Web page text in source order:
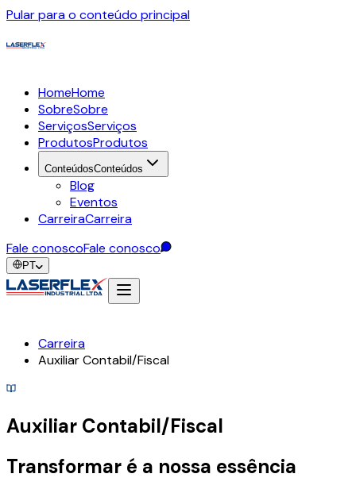
Pular para o conteúdo principal
HomeHome
SobreSobre
ServiçosServiços
ProdutosProdutos
ConteúdosConteúdos
Blog
Eventos
CarreiraCarreira
Fale conoscoFale conosco
PT
Carreira
Auxiliar Contabil/Fiscal
Auxiliar Contabil/Fiscal
Transformar é a nossa essência